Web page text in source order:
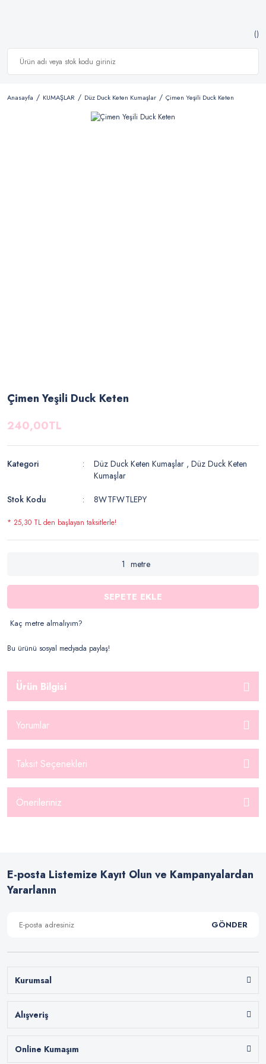
Anasayfa KUMAŞLAR Düz Duck Keten Kumaşlar Çimen Yeşili Duck Keten
Çimen Yeşili Duck Keten
240,00TL
Kategori Düz Duck Keten Kumaşlar ,Düz Duck Keten
Kumaşlar
Stok Kodu
8WTFWTLEPY
* 25,30 TL den başlayan taksitlerle!
metre
SEPETE EKLE
Kaç metre almalıyım?
Bu ürünü sosyal medyada paylaş!
Ürün Bilgisi
Yorumlar
Taksit Seçenekleri
Önerileriniz
E-posta Listemize Kayıt Olun ve Kampanyalardan
Yararlanın
GÖNDER
Kurumsal
Alışveriş
Online Kumaşım